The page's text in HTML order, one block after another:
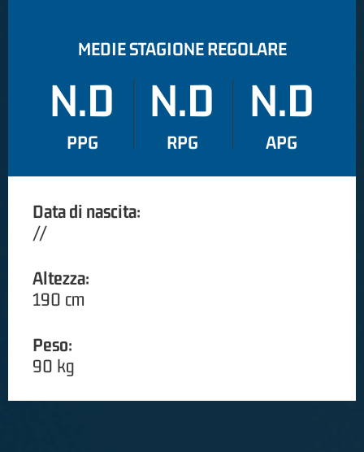
MEDIE STAGIONE REGOLARE
N.D
PPG
N.D
RPG
N.D
APG
Data di nascita:
//
Altezza:
190 cm
Peso:
90 kg